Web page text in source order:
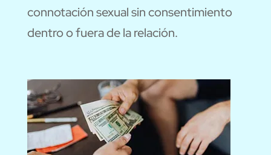
connotación sexual sin consentimiento
dentro o fuera de la relación.